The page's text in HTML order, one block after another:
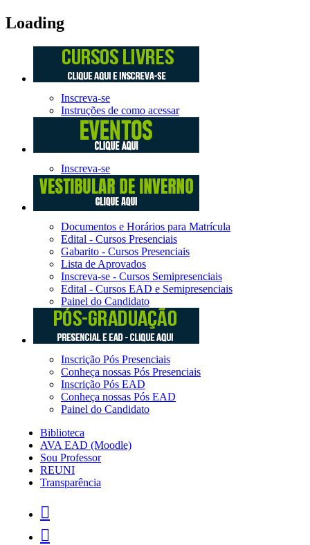
Loading
Inscreva-se
Instruções de como acessar
Inscreva-se
Documentos e Horários para Matrícula
Edital - Cursos Presenciais
Gabarito - Cursos Presenciais
Lista de Aprovados
Inscreva-se - Cursos Semipresenciais
Edital - Cursos EAD e Semipresenciais
Painel do Candidato
Inscrição Pós Presenciais
Conheça nossas Pós Presenciais
Inscrição Pós EAD
Conheça nossas Pós EAD
Painel do Candidato
Biblioteca
AVA EAD (Moodle)
Sou Professor
REUNI
Transparência

